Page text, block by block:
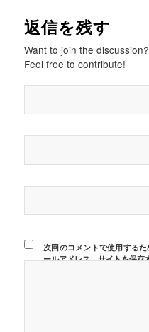
返信を残す
Want to join the discussion?
Feel free to contribute!
次回のコメントで使用する
ールアドレス、サイトを保存